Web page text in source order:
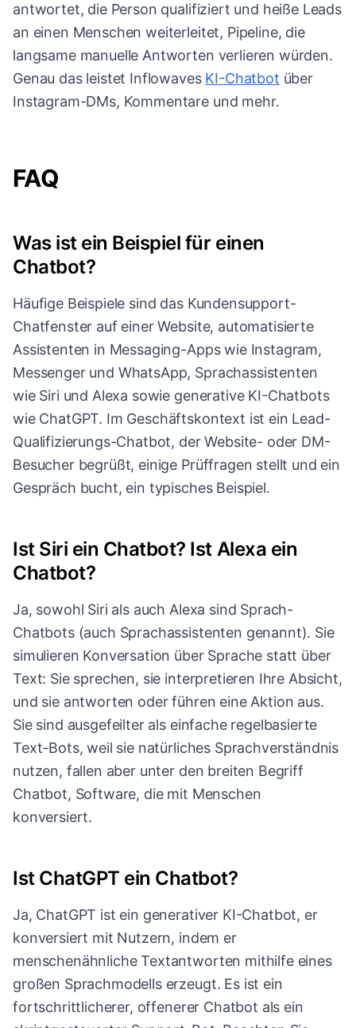
antwortet, die Person qualifiziert und heiße Leads
an einen Menschen weiterleitet, Pipeline, die
langsame manuelle Antworten verlieren würden.
Genau das leistet Inflowaves KI-Chatbot über
Instagram-DMs, Kommentare und mehr.
FAQ
Was ist ein Beispiel für einen
Chatbot?
Häufige Beispiele sind das Kundensupport-
Chatfenster auf einer Website, automatisierte
Assistenten in Messaging-Apps wie Instagram,
Messenger und WhatsApp, Sprachassistenten
wie Siri und Alexa sowie generative KI-Chatbots
wie ChatGPT. Im Geschäftskontext ist ein Lead-
Qualifizierungs-Chatbot, der Website- oder DM-
Besucher begrüßt, einige Prüffragen stellt und ein
Gespräch bucht, ein typisches Beispiel.
Ist Siri ein Chatbot? Ist Alexa ein
Chatbot?
Ja, sowohl Siri als auch Alexa sind Sprach-
Chatbots (auch Sprachassistenten genannt). Sie
simulieren Konversation über Sprache statt über
Text: Sie sprechen, sie interpretieren Ihre Absicht,
und sie antworten oder führen eine Aktion aus.
Sie sind ausgefeilter als einfache regelbasierte
Text-Bots, weil sie natürliches Sprachverständnis
nutzen, fallen aber unter den breiten Begriff
Chatbot, Software, die mit Menschen
konversiert.
Ist ChatGPT ein Chatbot?
Ja, ChatGPT ist ein generativer KI-Chatbot, er
konversiert mit Nutzern, indem er
menschenähnliche Textantworten mithilfe eines
großen Sprachmodells erzeugt. Es ist ein
fortschrittlicherer, offenerer Chatbot als ein